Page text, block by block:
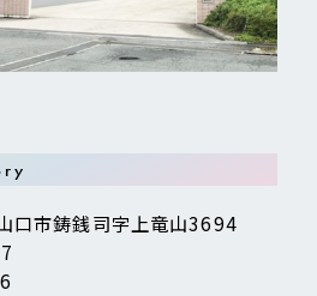
口市鋳銭司字上竜山3694